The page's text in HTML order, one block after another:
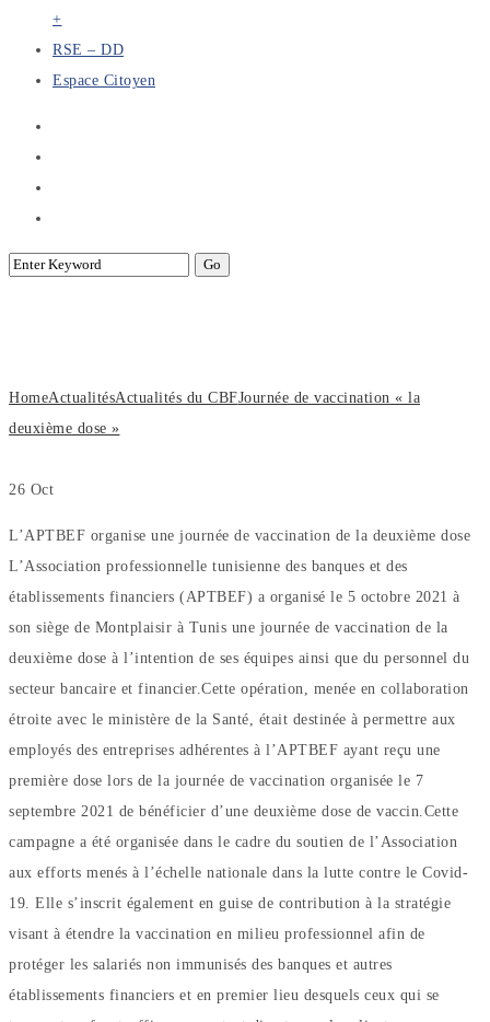
+
RSE – DD
Espace Citoyen
HomeActualitésActualités du CBFJournée de vaccination « la
deuxième dose »
26 Oct
L’APTBEF organise une journée de vaccination de la deuxième dose
L’Association professionnelle tunisienne des banques et des
établissements financiers (APTBEF) a organisé le 5 octobre 2021 à
son siège de Montplaisir à Tunis une journée de vaccination de la
deuxième dose à l’intention de ses équipes ainsi que du personnel du
secteur bancaire et financier.Cette opération, menée en collaboration
étroite avec le ministère de la Santé, était destinée à permettre aux
employés des entreprises adhérentes à l’APTBEF ayant reçu une
première dose lors de la journée de vaccination organisée le 7
septembre 2021 de bénéficier d’une deuxième dose de vaccin.Cette
campagne a été organisée dans le cadre du soutien de l’Association
aux efforts menés à l’échelle nationale dans la lutte contre le Covid-
19. Elle s’inscrit également en guise de contribution à la stratégie
visant à étendre la vaccination en milieu professionnel afin de
protéger les salariés non immunisés des banques et autres
établissements financiers et en premier lieu desquels ceux qui se